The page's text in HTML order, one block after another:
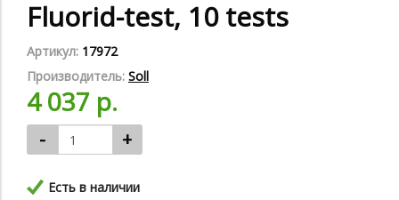
Fluorid-test, 10 tests
Артикул: 17972
Производитель: Soll
4 037 р.
- +
Есть в наличии